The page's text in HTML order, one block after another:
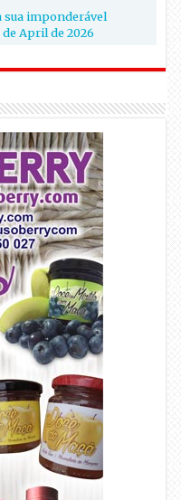
sua imponderável
de April de 2026